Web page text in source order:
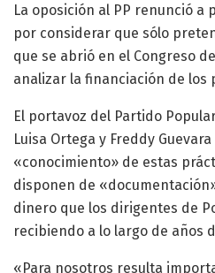
La oposición al PP renunció a
por considerar que sólo
que se abrió en el Congreso
analizar la financiación de los
El portavoz del Partido
Luisa Ortega y Freddy
«conocimiento» de estas
disponen de
dinero que los dirigentes de
recibiendo a lo largo de años
«Para nosotros resulta